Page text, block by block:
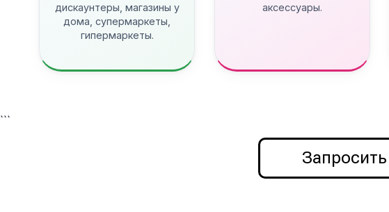
дискаунтеры, магазины у
дома, супермаркеты,
гипермаркеты.
аксессуары.
```